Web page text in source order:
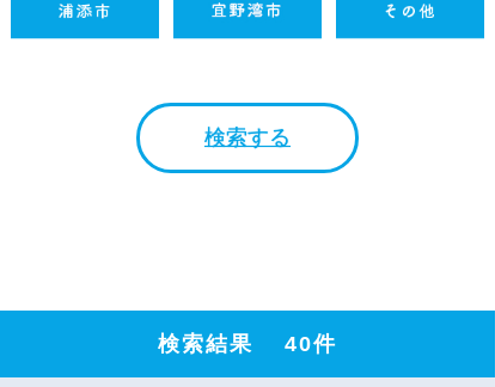
検索する
検索結果40件